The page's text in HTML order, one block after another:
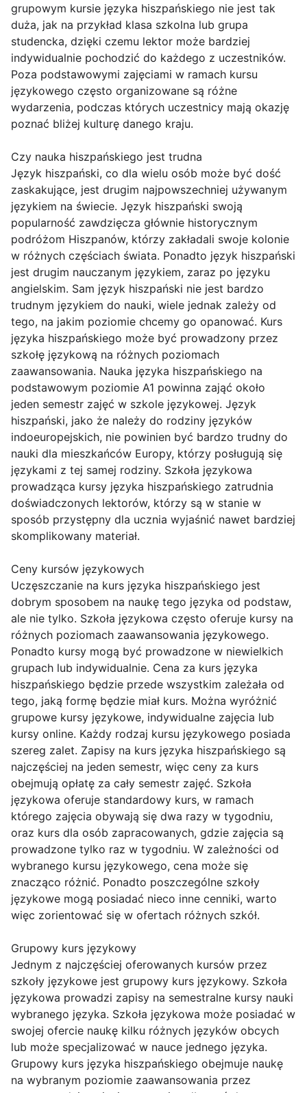
grupowym kursie języka hiszpańskiego nie jest tak
duża, jak na przykład klasa szkolna lub grupa
studencka, dzięki czemu lektor może bardziej
indywidualnie pochodzić do każdego z uczestników.
Poza podstawowymi zajęciami w ramach kursu
językowego często organizowane są różne
wydarzenia, podczas których uczestnicy mają okazję
poznać bliżej kulturę danego kraju.
Czy nauka hiszpańskiego jest trudna
Język hiszpański, co dla wielu osób może być dość
zaskakujące, jest drugim najpowszechniej używanym
językiem na świecie. Język hiszpański swoją
popularność zawdzięcza głównie historycznym
podróżom Hiszpanów, którzy zakładali swoje kolonie
w różnych częściach świata. Ponadto język hiszpański
jest drugim nauczanym językiem, zaraz po języku
angielskim. Sam język hiszpański nie jest bardzo
trudnym językiem do nauki, wiele jednak zależy od
tego, na jakim poziomie chcemy go opanować. Kurs
języka hiszpańskiego może być prowadzony przez
szkołę językową na różnych poziomach
zaawansowania. Nauka języka hiszpańskiego na
podstawowym poziomie A1 powinna zająć około
jeden semestr zajęć w szkole językowej. Język
hiszpański, jako że należy do rodziny języków
indoeuropejskich, nie powinien być bardzo trudny do
nauki dla mieszkańców Europy, którzy posługują się
językami z tej samej rodziny. Szkoła językowa
prowadząca kursy języka hiszpańskiego zatrudnia
doświadczonych lektorów, którzy są w stanie w
sposób przystępny dla ucznia wyjaśnić nawet bardziej
skomplikowany materiał.
Ceny kursów językowych
Uczęszczanie na kurs języka hiszpańskiego jest
dobrym sposobem na naukę tego języka od podstaw,
ale nie tylko. Szkoła językowa często oferuje kursy na
różnych poziomach zaawansowania językowego.
Ponadto kursy mogą być prowadzone w niewielkich
grupach lub indywidualnie. Cena za kurs języka
hiszpańskiego będzie przede wszystkim zależała od
tego, jaką formę będzie miał kurs. Można wyróżnić
grupowe kursy językowe, indywidualne zajęcia lub
kursy online. Każdy rodzaj kursu językowego posiada
szereg zalet. Zapisy na kurs języka hiszpańskiego są
najczęściej na jeden semestr, więc ceny za kurs
obejmują opłatę za cały semestr zajęć. Szkoła
językowa oferuje standardowy kurs, w ramach
którego zajęcia obywają się dwa razy w tygodniu,
oraz kurs dla osób zapracowanych, gdzie zajęcia są
prowadzone tylko raz w tygodniu. W zależności od
wybranego kursu językowego, cena może się
znacząco różnić. Ponadto poszczególne szkoły
językowe mogą posiadać nieco inne cenniki, warto
więc zorientować się w ofertach różnych szkół.
Grupowy kurs językowy
Jednym z najczęściej oferowanych kursów przez
szkoły językowe jest grupowy kurs językowy. Szkoła
językowa prowadzi zapisy na semestralne kursy nauki
wybranego języka. Szkoła językowa może posiadać w
swojej ofercie naukę kilku różnych języków obcych
lub może specjalizować w nauce jednego języka.
Grupowy kurs języka hiszpańskiego obejmuje naukę
na wybranym poziomie zaawansowania przez